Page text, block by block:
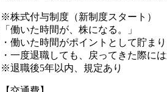
※株式付与制度（新制度スタート）
「働いた時間が、株になる。」
・働いた時間がポイントとして貯ま
・一度退職しても、戻ってきた際に
※退職後5年以内、規定あり